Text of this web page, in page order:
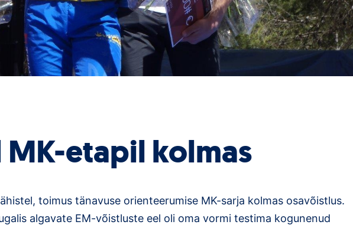
MK-etapil kolmas
toimus tänavuse orienteerumise MK-sarja kolmas osavõistlus.
algavate EM-võistluste eel oli oma vormi testima kogunenud